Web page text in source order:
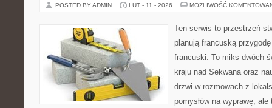
POSTED BY ADMIN LUT - 11 - 2026 MOŻLIWOŚĆ
Ten serwis to przestrzeń
planują francuską
francuski. To miks dwóch
kraju nad Sekwaną oraz
drzwi w rozmowach z
pomysłów na wyprawę,